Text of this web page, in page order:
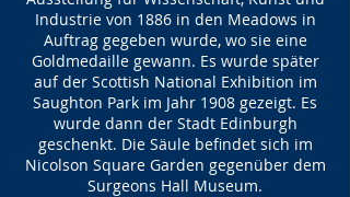
Industrie von 1886 in den Meadows in
Auftrag gegeben wurde, wo sie eine
Goldmedaille gewann. Es wurde später
auf der Scottish National Exhibition im
Saughton Park im Jahr 1908 gezeigt. Es
wurde dann der Stadt Edinburgh
geschenkt. Die Säule befindet sich im
Nicolson Square Garden gegenüber dem
Surgeons Hall Museum.